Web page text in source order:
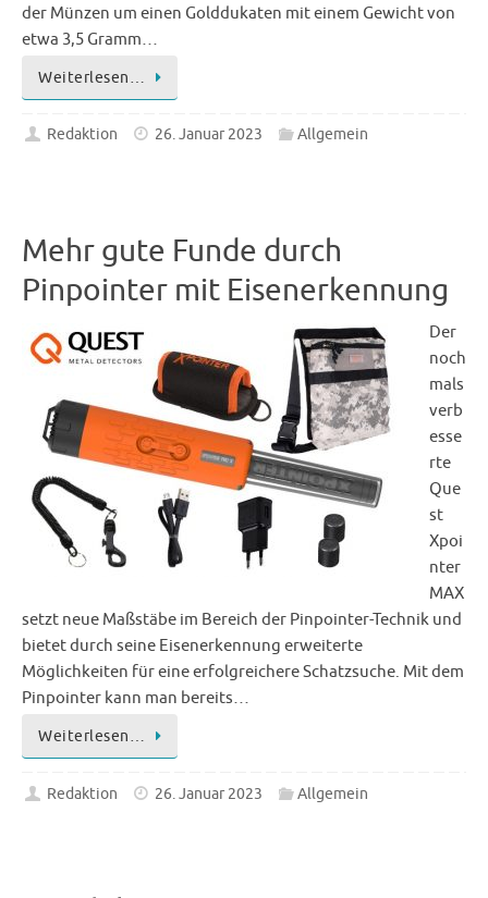
der Münzen um einen Golddukaten mit einem Gewicht von
etwa 3,5 Gramm…
Weiterlesen…
Redaktion 26. Januar 2023 Allgemein
Mehr gute Funde durch
Pinpointer mit Eisenerkennung
Der
noch
mals
verb
esse
rte
Que
st
Xpoi
nter
MAX
setzt neue Maßstäbe im Bereich der Pinpointer-Technik und
bietet durch seine Eisenerkennung erweiterte
Möglichkeiten für eine erfolgreichere Schatzsuche. Mit dem
Pinpointer kann man bereits…
Weiterlesen…
Redaktion 26. Januar 2023 Allgemein